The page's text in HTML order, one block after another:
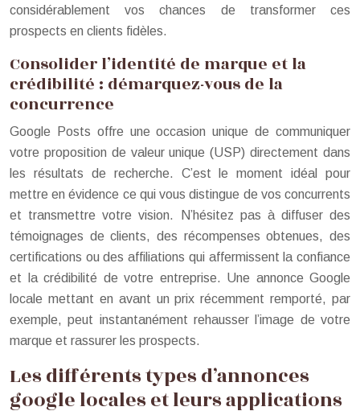
considérablement vos chances de transformer ces
prospects en clients fidèles.
Consolider l’identité de marque et la
crédibilité : démarquez-vous de la
concurrence
Google Posts offre une occasion unique de communiquer
votre proposition de valeur unique (USP) directement dans
les résultats de recherche. C’est le moment idéal pour
mettre en évidence ce qui vous distingue de vos concurrents
et transmettre votre vision. N’hésitez pas à diffuser des
témoignages de clients, des récompenses obtenues, des
certifications ou des affiliations qui affermissent la confiance
et la crédibilité de votre entreprise. Une annonce Google
locale mettant en avant un prix récemment remporté, par
exemple, peut instantanément rehausser l’image de votre
marque et rassurer les prospects.
Les différents types d’annonces
google locales et leurs applications